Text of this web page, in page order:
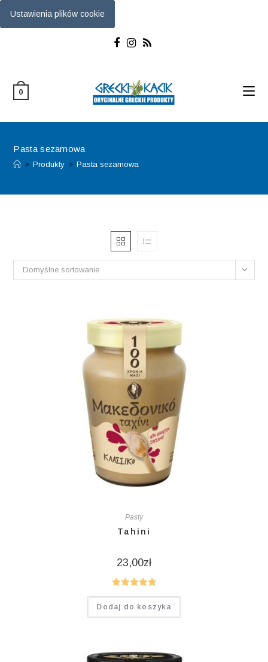
Ustawienia plików cookie
0
Pasta sezamowa
> Produkty > Pasta sezamowa
Domyślne sortowanie
Pasty
Tahini
23,00zł
Oceniono
5.00na 5
Dodaj do koszyka